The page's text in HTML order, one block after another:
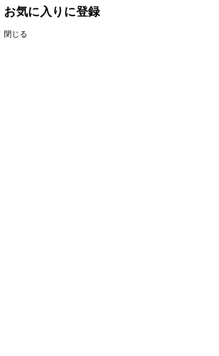
お気に入りに登録
閉じる